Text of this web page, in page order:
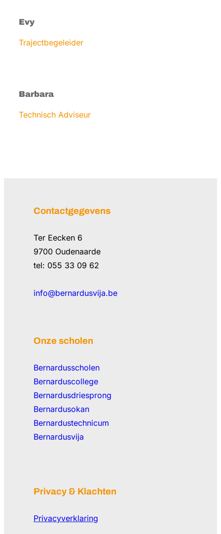
Evy
Trajectbegeleider
Barbara
Technisch Adviseur
Contactgegevens
Ter Eecken 6
9700 Oudenaarde
tel: 055 33 09 62
info@bernardusvija.be
Onze scholen
Bernardusscholen
Bernarduscollege
Bernardusdriesprong
Bernardusokan
Bernardustechnicum
Bernardusvija
Privacy & Klachten
Privacyverklaring